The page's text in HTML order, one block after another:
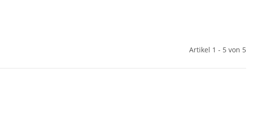
Artikel 1 - 5 von 5